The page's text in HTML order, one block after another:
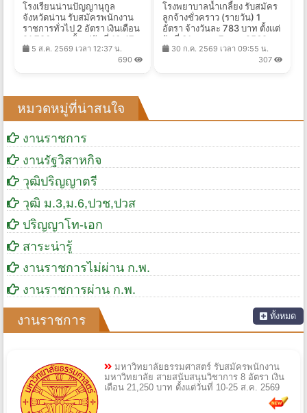
โรงเรียนน่านปัญญานุกูล
จังหวัดน่าน รับสมัครพนักงาน
ราชการทั่วไป 2 อัตรา เงินเดือน
21,780 บาท ตั้งแต่วันที่ 10-17
ส.ค. 2569
5 ส.ค. 2569 เวลา 12:37 น.
690
โรงพยาบาลน้ำเกลี้ยง รับสมัคร
ลูกจ้างชั่วคราว (รายวัน) 1
อัตรา จ้างวันละ 783 บาท ตั้งแต่
วันที่ 31 ก.ค. - 7 ส.ค. 2569
30 ก.ค. 2569 เวลา 09:55 น.
307
หมวดหมู่ที่น่าสนใจ
งานราชการ
งานรัฐวิสาหกิจ
วุฒิปริญญาตรี
วุฒิ ม.3,ม.6,ปวช,ปวส
ปริญญาโท-เอก
สาระน่ารู้
งานราชการไม่ผ่าน ก.พ.
งานราชการผ่าน ก.พ.
งานราชการ ทั้งหมด
มหาวิทยาลัยธรรมศาสตร์ รับสมัครพนักงาน
มหาวิทยาลัย สายสนับสนุนวิชาการ 8 อัตรา เงิน
เดือน 21,250 บาท ตั้งแต่วันที่ 10-25 ส.ค. 2569